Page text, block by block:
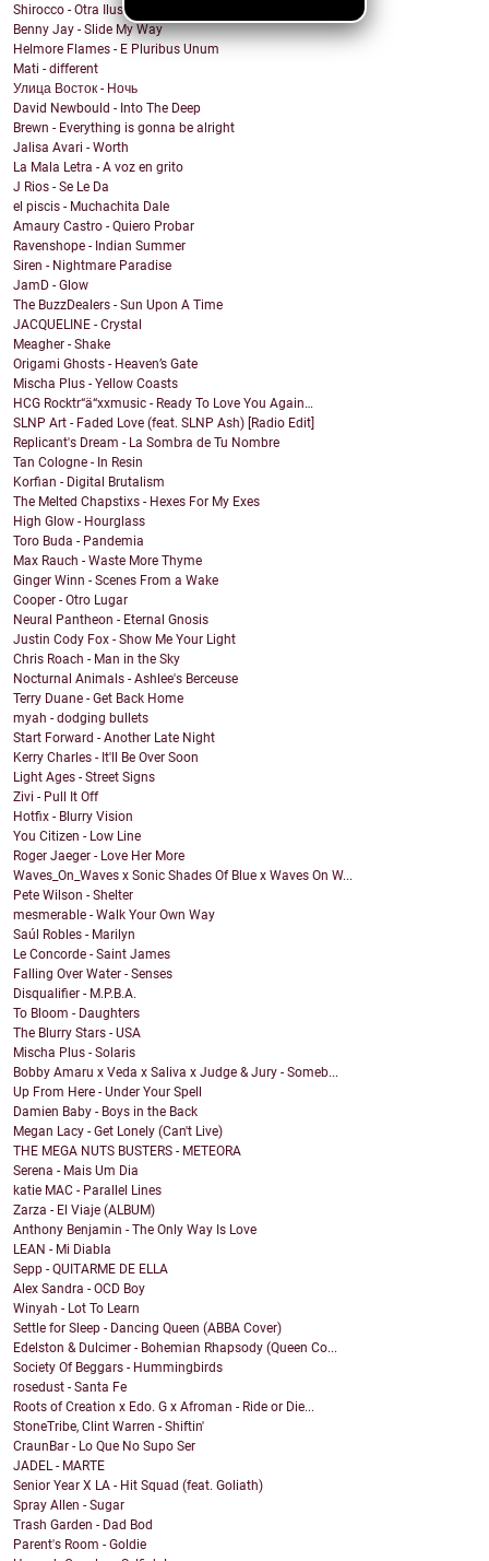
Shirocco - Otra Ilusión
Benny Jay - Slide My Way
Helmore Flames - E Pluribus Unum
Mati - different
Улица Восток - Ночь
David Newbould - Into The Deep
Brewn - Everything is gonna be alright
Jalisa Avari - Worth
La Mala Letra - A voz en grito
J Rios - Se Le Da
el piscis - Muchachita Dale
Amaury Castro - Quiero Probar
Ravenshope - Indian Summer
Siren - Nightmare Paradise
JamD - Glow
The BuzzDealers - Sun Upon A Time
JACQUELINE - Crystal
Meagher - Shake
Origami Ghosts - Heaven’s Gate
Mischa Plus - Yellow Coasts
HCG Rocktr“ä“xxmusic - Ready To Love You Again…
SLNP Art - Faded Love (feat. SLNP Ash) [Radio Edit]
Replicant's Dream - La Sombra de Tu Nombre
Tan Cologne - In Resin
Korfian - Digital Brutalism
The Melted Chapstixs - Hexes For My Exes
High Glow - Hourglass
Toro Buda - Pandemia
Max Rauch - Waste More Thyme
Ginger Winn - Scenes From a Wake
Cooper - Otro Lugar
Neural Pantheon - Eternal Gnosis
Justin Cody Fox - Show Me Your Light
Chris Roach - Man in the Sky
Nocturnal Animals - Ashlee's Berceuse
Terry Duane - Get Back Home
myah - dodging bullets
Start Forward - Another Late Night
Kerry Charles - It'll Be Over Soon
Light Ages - Street Signs
Zivi - Pull It Off
Hotfix - Blurry Vision
You Citizen - Low Line
Roger Jaeger - Love Her More
Waves_On_Waves x Sonic Shades Of Blue x Waves On W...
Pete Wilson - Shelter
mesmerable - Walk Your Own Way
Saúl Robles - Marilyn
Le Concorde - Saint James
Falling Over Water - Senses
Disqualifier - M.P.B.A.
To Bloom - Daughters
The Blurry Stars - USA
Mischa Plus - Solaris
Bobby Amaru x Veda x Saliva x Judge & Jury - Someb...
Up From Here - Under Your Spell
Damien Baby - Boys in the Back
Megan Lacy - Get Lonely (Can't Live)
THE MEGA NUTS BUSTERS - METEORA
Serena - Mais Um Dia
katie MAC - Parallel Lines
Zarza - El Viaje (ALBUM)
Anthony Benjamin - The Only Way Is Love
LEAN - Mi Diabla
Sepp - QUITARME DE ELLA
Alex Sandra - OCD Boy
Winyah - Lot To Learn
Settle for Sleep - Dancing Queen (ABBA Cover)
Edelston & Dulcimer - Bohemian Rhapsody (Queen Co...
Society Of Beggars - Hummingbirds
rosedust - Santa Fe
Roots of Creation x Edo. G x Afroman - Ride or Die...
StoneTribe, Clint Warren - Shiftin'
CraunBar - Lo Que No Supo Ser
JADEL - MARTE
Senior Year X LA - Hit Squad (feat. Goliath)
Spray Allen - Sugar
Trash Garden - Dad Bod
Parent's Room - Goldie